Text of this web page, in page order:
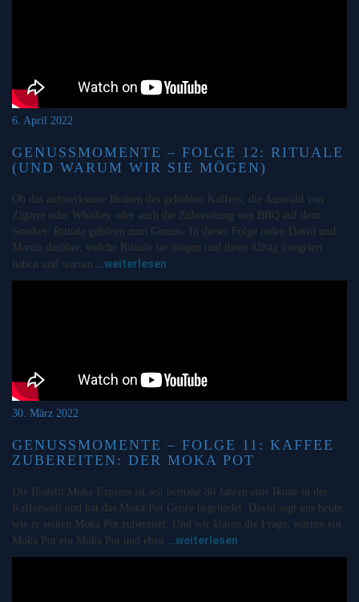
6. April 2022
GENUSSMOMENTE – FOLGE 12: RITUALE
(UND WARUM WIR SIE MÖGEN)
Ob das aufmerksame Brühen des geliebten Kaffees, die Auswahl von
Zigarre oder Whiskey oder auch die Zubereitung von BBQ auf dem
Smoker: Rituale gehören zum Genuss. In dieser Folge reden David und
Martin darüber, welche Rituale sie mögen und ihren Alltag integriert
haben und warum …weiterlesen
30. März 2022
GENUSSMOMENTE – FOLGE 11: KAFFEE
ZUBEREITEN: DER MOKA POT
Die Bialetti Moka Express ist seit beinahe 80 Jahren eine Ikone in der
Kaffeewelt und hat das Moka Pot Genre begründet. David sagt uns heute,
wie er seinen Moka Pot zubereitet. Und wir klären die Frage, warum ein
Moka Pot ein Moka Pot und eben …weiterlesen